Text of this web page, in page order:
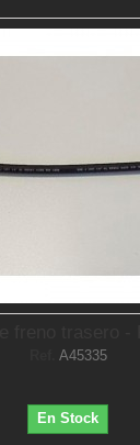
A45335
En Stock